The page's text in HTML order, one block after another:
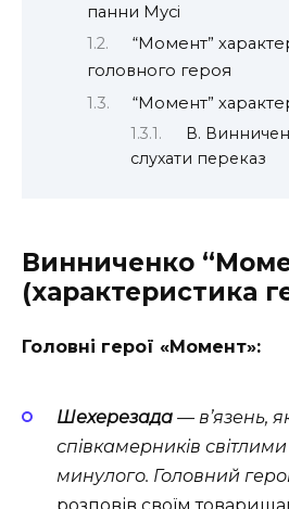
панни Мусі
“Момент”
головного героя
“Момент”
В.
слухати переказ
Винниченко
(характеристика
Головні герої «Момент»:
Шехерезада — в’язень,
співкамерників світлими
минулого. Головний